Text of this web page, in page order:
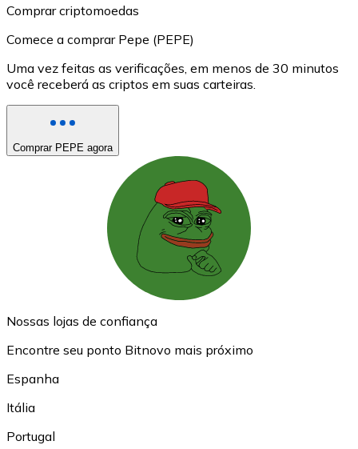
Comprar criptomoedas
Comece a comprar Pepe (PEPE)
Uma vez feitas as verificações, em menos de 30 minutos
você receberá as criptos em suas carteiras.
Comprar PEPE agora
Nossas lojas de confiança
Encontre seu ponto Bitnovo mais próximo
Espanha
Itália
Portugal